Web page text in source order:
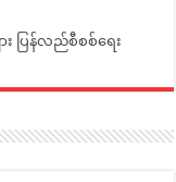
း ပြန်လည်စီစစ်ရေး